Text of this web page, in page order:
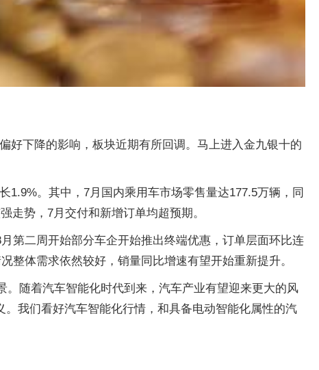
好下降的影响，板块近期有所回调。马上进入金九银十的
1.9%。其中，7月国内乘用车市场零售量达177.5万辆，同
走势，7月交付和新增订单均超预期。
第二周开始部分车企开始推出终端优惠，订单层面环比连
整体需求依然较好，销量同比增速有望开始重新提升。
随着汽车智能化时代到来，汽车产业有望迎来更大的风
我们看好汽车智能化行情，和具备电动智能化属性的汽